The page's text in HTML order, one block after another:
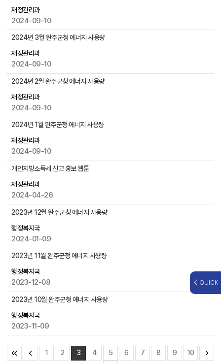
로
성
부
일
작
일
조
재정관리과
2024-09-10
2024년 3월 완주군청 에너지 사용량
재정관리과
2024-09-10
2024년 2월 완주군청 에너지 사용량
재정관리과
2024-09-10
2024년 1월 완주군청 에너지 사용량
재정관리과
2024-09-10
개인지방소득세 신고 홍보 웹툰
재정관리과
2024-04-26
2023년 12월 완주군청 에너지 사용량
행정복지국
2024-01-09
2023년 11월 완주군청 에너지 사용량
행정복지국
2023-12-08
2023년 10월 완주군청 에너지 사용량
행정복지국
2023-11-09
1 2 3 4 5 6 7 8 9 10
QUICK